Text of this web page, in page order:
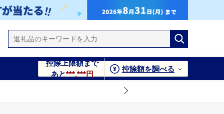
控除上限額まで
あと***,***円
控除額を調べる